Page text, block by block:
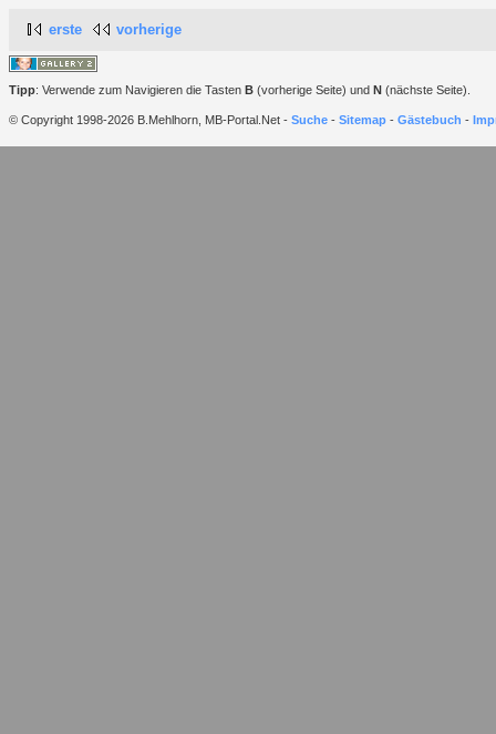
erste vorherige
Tipp: Verwende zum Navigieren die Tasten B (vorherige Seite) und N (nächste Seite).
© Copyright 1998-2026 B.Mehlhorn, MB-Portal.Net - Suche - Sitemap - Gästebuch -